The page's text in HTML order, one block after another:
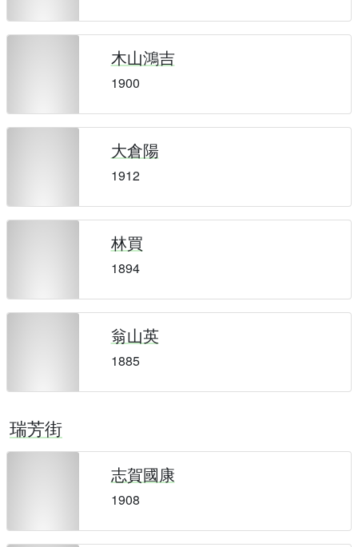
木山鴻吉
1900
大倉陽
1912
林買
1894
翁山英
1885
瑞芳街
志賀國康
1908